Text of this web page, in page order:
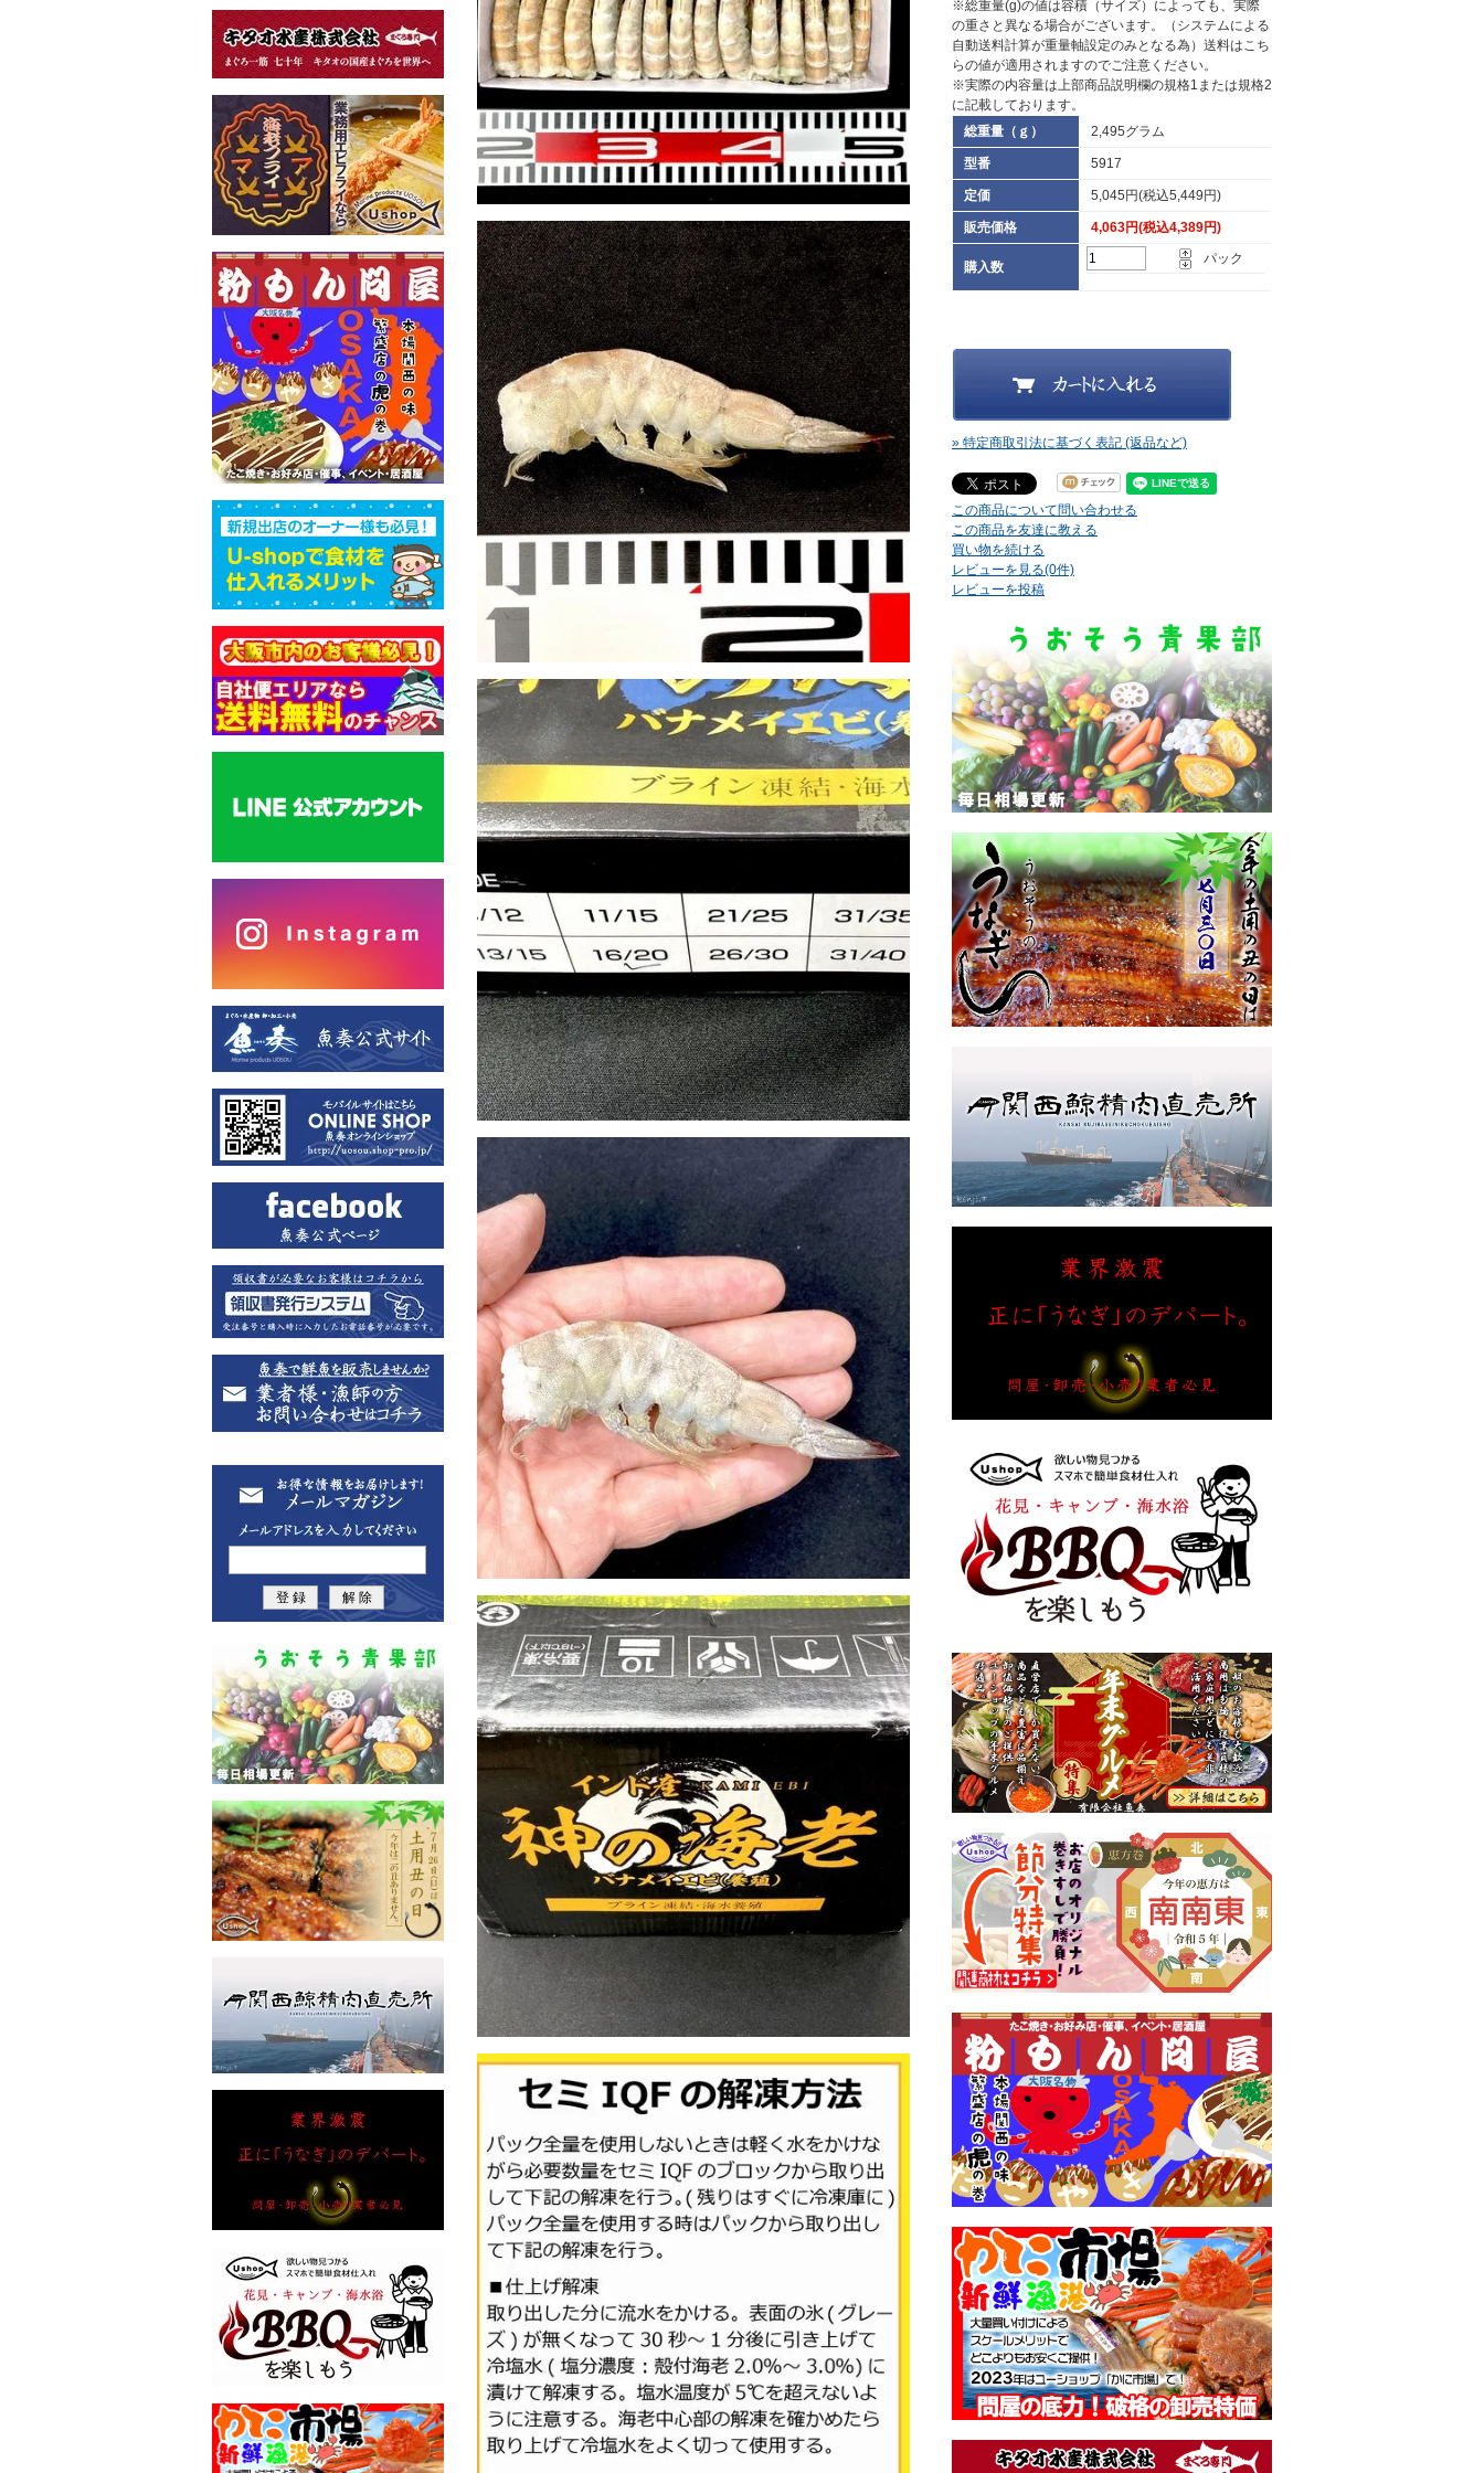
※総重量(g)の値は容積（サイズ）によっても、実際
の重さと異なる場合がございます。（システムによる
自動送料計算が重量軸設定のみとなる為）送料はこち
らの値が適用されますのでご注意ください。
※実際の内容量は上部商品説明欄の規格1または規格2
に記載しております。
総重量（ｇ）
2,495グラム
型番 5917
定価 5,045円(税込5,449円)
販売価格 4,063円(税込4,389円)
購入数
パック
» 特定商取引法に基づく表記 (返品など)
この商品について問い合わせる
この商品を友達に教える
買い物を続ける
レビューを見る(0件)
レビューを投稿